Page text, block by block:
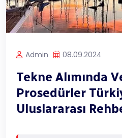
Admin 08.09.2024
Tekne Alımında
Prosedürler
Uluslararası